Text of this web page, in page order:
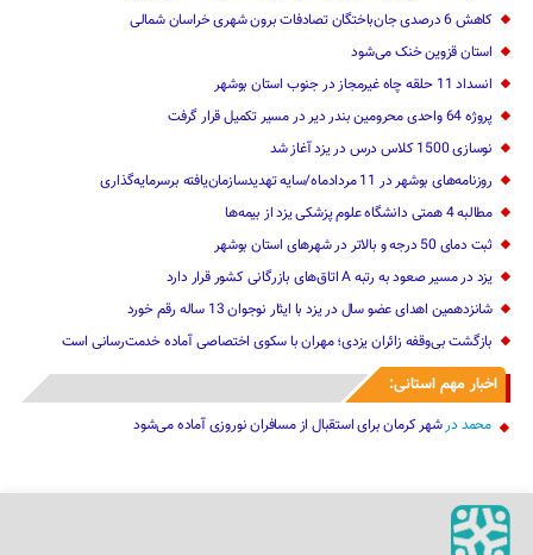
کاهش 6 درصدی جان‌باختگان تصادفات برون شهری خراسان شمالی
استان قزوین خنک‌ می‌شود
انسداد 11 حلقه چاه غیرمجاز در جنوب استان بوشهر
پروژه 64 واحدی محرومین بندر دیر در مسیر تکمیل قرار گرفت
نوسازی 1500 کلاس درس در یزد آغاز شد
روزنامه‌های بوشهر در 11 مردادماه/سایه تهدیدسازمان‌یافته برسرمایه‌گذاری
مطالبه 4 همتی دانشگاه علوم پزشکی یزد از بیمه‌ها
ثبت دمای 50 درجه و بالاتر در شهرهای استان بوشهر
یزد در مسیر صعود به رتبه A اتاق‌های بازرگانی کشور قرار دارد
شانزدهمین اهدای عضو سال در یزد با ایثار نوجوان 13 ساله رقم خورد
بازگشت بی‌وقفه زائران یزدی؛ مهران با سکوی اختصاصی آماده خدمت‌رسانی است
اخبار مهم استانی:
محمد درشهر کرمان برای استقبال از مسافران نوروزی آماده می‌شود